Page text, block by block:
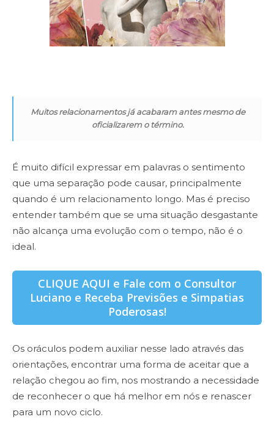
Muitos relacionamentos já acabaram antes mesmo de
oficializarem o término.
É muito difícil expressar em palavras o sentimento
que uma separação pode causar, principalmente
quando é um relacionamento longo. Mas é preciso
entender também que se uma situação desgastante
não alcança uma evolução com o tempo, não é o
ideal.
CLIQUE AQUI e Fale com o Consultor
Luciano e Receba Previsões e Simpatias
Poderosas!
Os oráculos podem auxiliar nesse lado através das
orientações, encontrar uma forma de aceitar que a
relação chegou ao fim, nos mostrando a necessidade
de reconhecer o que há melhor em nós e renascer
para um novo ciclo.